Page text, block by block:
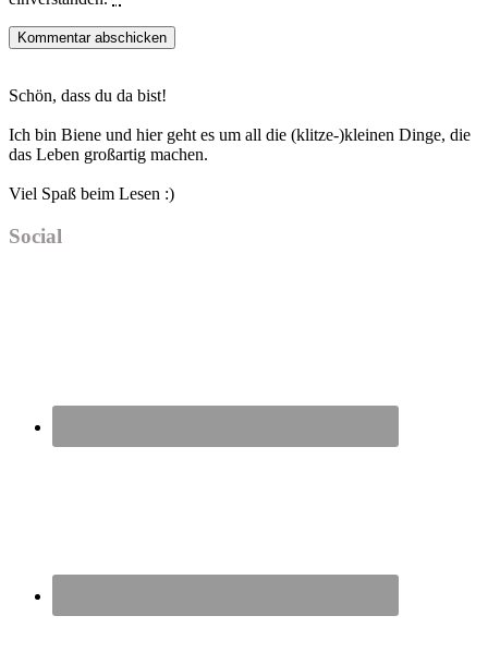
Sidebar
Schön, dass du da bist!
Ich bin Biene und hier geht es um all die (klitze-)kleinen Dinge, die
das Leben großartig machen.
Viel Spaß beim Lesen :)
Social